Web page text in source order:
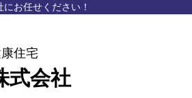
にお任せください！
住宅
式会社